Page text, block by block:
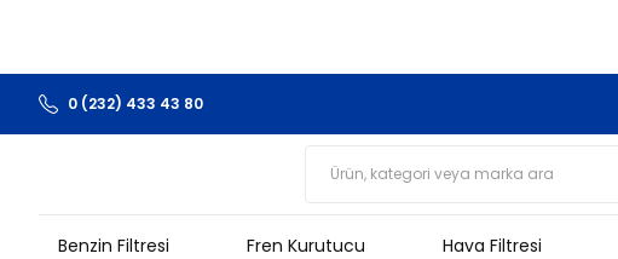
0 (232) 433 43 80
Benzin Filtresi Fren Kurutucu Hava Filtresi